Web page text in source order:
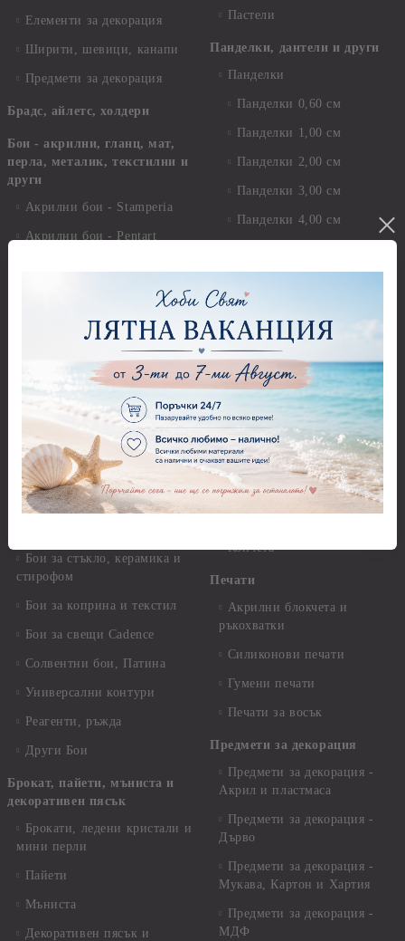
Елементи за декорация
Ширити, шевици, канапи
Предмети за декорация
Брадс, айлетс, холдери
Бои - акрилни, гланц, мат,
перла, металик, текстилни и
други
Акрилни бои - Stamperia
Акрилни бои - Pentart
Акрилна боя металик -
Акрилни бои металик -
Dora Cadence
Антични бои
Други - Акрилни, Маслени,
Темперни, Тебеширени бои
Алкохолни мастила и
Бои за стъкло, керамика и
стирофом
Бои за коприна и текстил
Бои за свещи Cadence
Солвентни бои, Патина
Универсални контури
Реагенти, ръжда
Други Бои
Брокат, пайети, мъниста и
декоративен пясък
Брокати, ледени кристали и
мини перли
Пайети
Мъниста
Декоративен пясък и
Пастели
Панделки, дантели и други
Панделки
Панделки 0,60 см
Панделки 1,00 см
Панделки 2,00 см
Панделки 3,00 см
Панделки 4,00 см
Дантели
Конци, ширити и други
Панделки и дантели -
Детски мотиви
Панделки и дантели -
Зимни и Коледни мотиви
Перли,камъчета и копчета
Перли
Копчета
Печати
Акрилни блокчета и
ръкохватки
Силиконови печати
Гумени печати
Печати за восък
Предмети за декорация
Предмети за декорация -
Акрил и пластмаса
Предмети за декорация -
Дърво
Предмети за декорация -
Мукава, Картон и Хартия
Предмети за декорация -
МДФ